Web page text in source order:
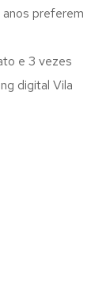
preferem
e 3 vezes
digital Vila